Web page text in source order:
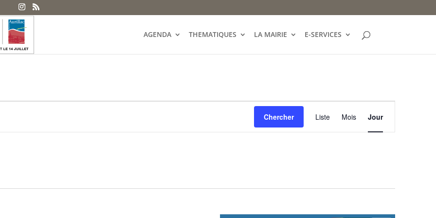
AGENDA THEMATIQUES LA MAIRIE E-SERVICES
Chercher
Navigation
de
vues
Liste Mois Jour